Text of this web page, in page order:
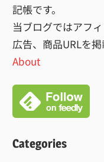
記帳です。
当ブログではアフ
広告、商品URLを掲
About
Categories